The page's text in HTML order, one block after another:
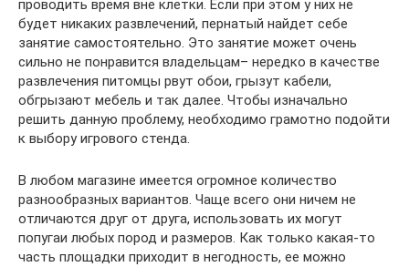
проводить время вне клетки. Если при этом у них не
будет никаких развлечений, пернатый найдет себе
занятие самостоятельно. Это занятие может очень
сильно не понравится владельцам– нередко в качестве
развлечения питомцы рвут обои, грызут кабели,
обгрызают мебель и так далее. Чтобы изначально
решить данную проблему, необходимо грамотно подойти
к выбору игрового стенда.
В любом магазине имеется огромное количество
разнообразных вариантов. Чаще всего они ничем не
отличаются друг от друга, использовать их могут
попугаи любых пород и размеров. Как только какая-то
часть площадки приходит в негодность, ее можно